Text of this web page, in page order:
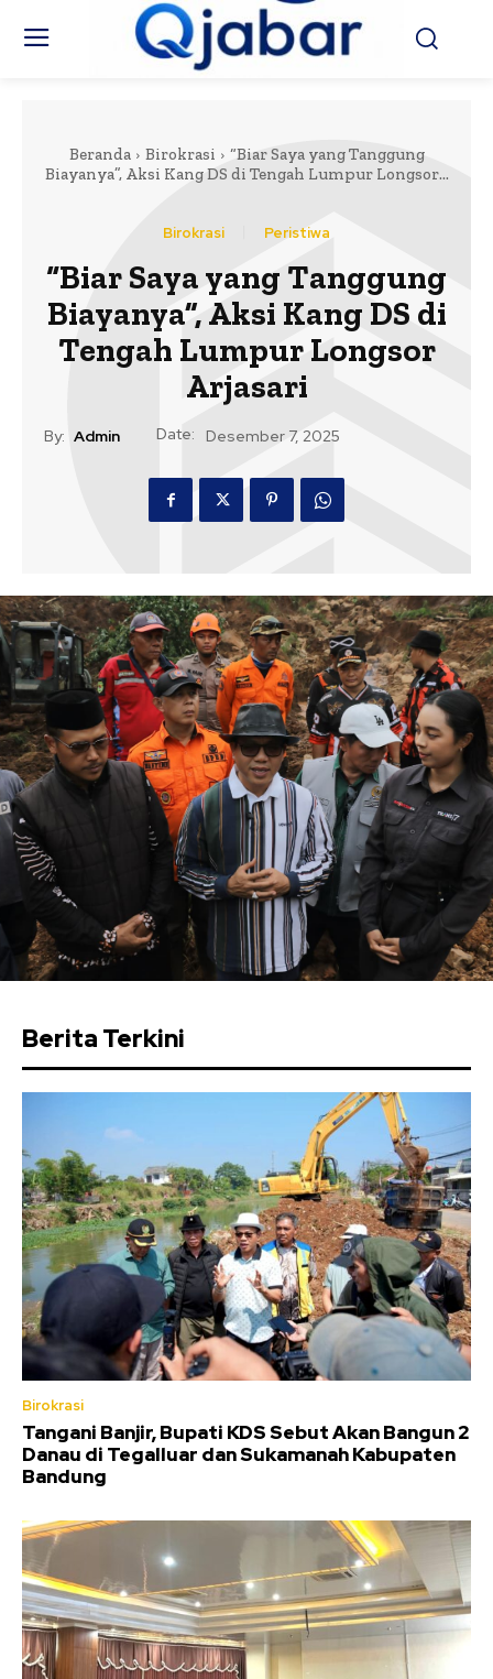
Beranda Birokrasi
“Biar Saya yang Tanggung
Biayanya”, Aksi Kang DS di Tengah Lumpur Longsor...
Birokrasi Peristiwa
“Biar Saya yang Tanggung
Biayanya”, Aksi Kang DS di
Tengah Lumpur Longsor
Arjasari
By: Admin Date: Desember 7, 2025
Berita Terkini
Birokrasi
Tangani Banjir, Bupati KDS Sebut Akan Bangun 2
Danau di Tegalluar dan Sukamanah Kabupaten
Bandung